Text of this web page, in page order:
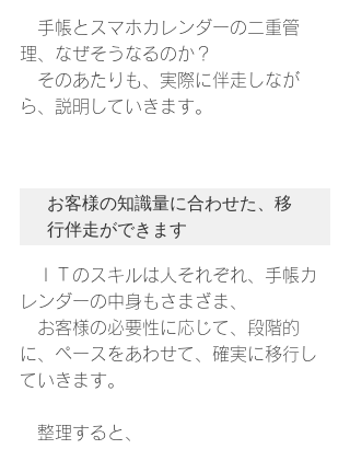
手帳とスマホカレンダーの二重管
理、なぜそうなるのか？
そのあたりも、実際に伴走しなが
ら、説明していきます。
お客様の知識量に合わせた、移
行伴走ができます
ＩＴのスキルは人それぞれ、手帳カ
レンダーの中身もさまざま、
お客様の必要性に応じて、段階的
に、ペースをあわせて、確実に移行し
ていきます。
整理すると、